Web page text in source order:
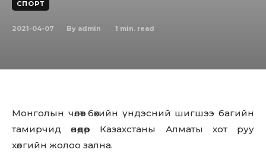
СПОРТ
2021-04-07 By admin 1 min. read
Монголын чөлөөт бөхийн үндэсний шигшээ багийн
тамирчид өнөөдөр Казахстаны Алматы хот руу
хөлгийн жолоо зална.